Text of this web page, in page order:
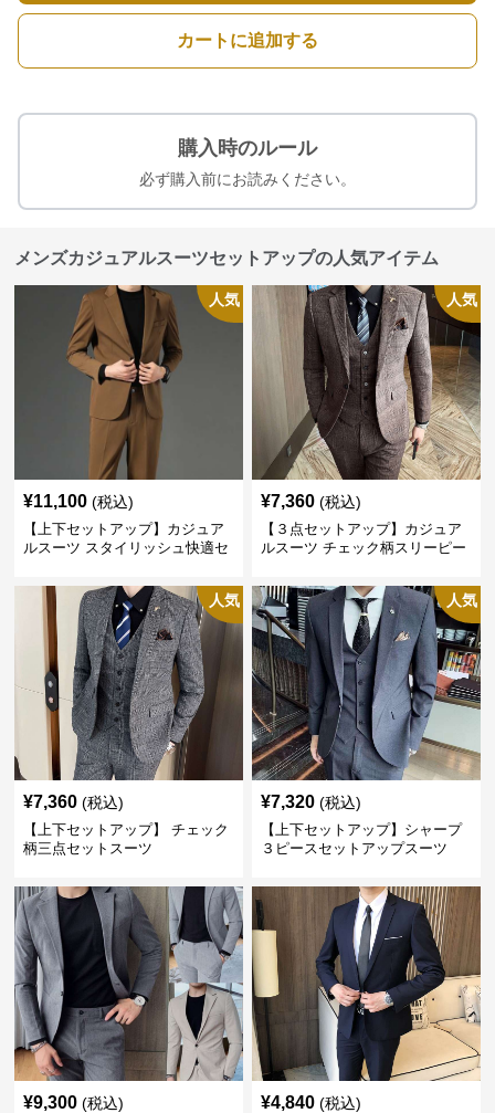
カートに追加する
購入時のルール
必ず購入前にお読みください。
メンズカジュアルスーツセットアップの人気アイテム
人気
¥11,100 (税込)
【上下セットアップ】カジュア
ルスーツ スタイリッシュ快適セ
人気
¥7,360 (税込)
【３点セットアップ】カジュア
ルスーツ チェック柄スリーピー
人気
¥7,360 (税込)
【上下セットアップ】 チェック
柄三点セットスーツ
人気
¥7,320 (税込)
【上下セットアップ】シャープ
３ピースセットアップスーツ
¥9,300 (税込) ¥4,840 (税込)